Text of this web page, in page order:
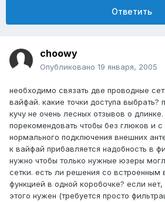
Ответить
choowy
Опубликовано 19 января, 2005
необходимо связать две проводные
вайфай. какие точки доступа
кучу не очень лесных отзывов о
порекомендовать чтобы без глюков и
нормального подключения внешних
к вайфай прибавляется надобность в
нужно чтобы только нужные юзеры
сетки. есть ли решения со встроенным
функцией в одной коробочке? если нет,
этого нужен (требуется просто